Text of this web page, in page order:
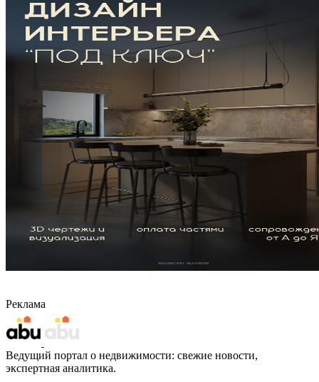
Реклама
Ведущий портал о недвижимости: свежие новости,
экспертная аналитика.